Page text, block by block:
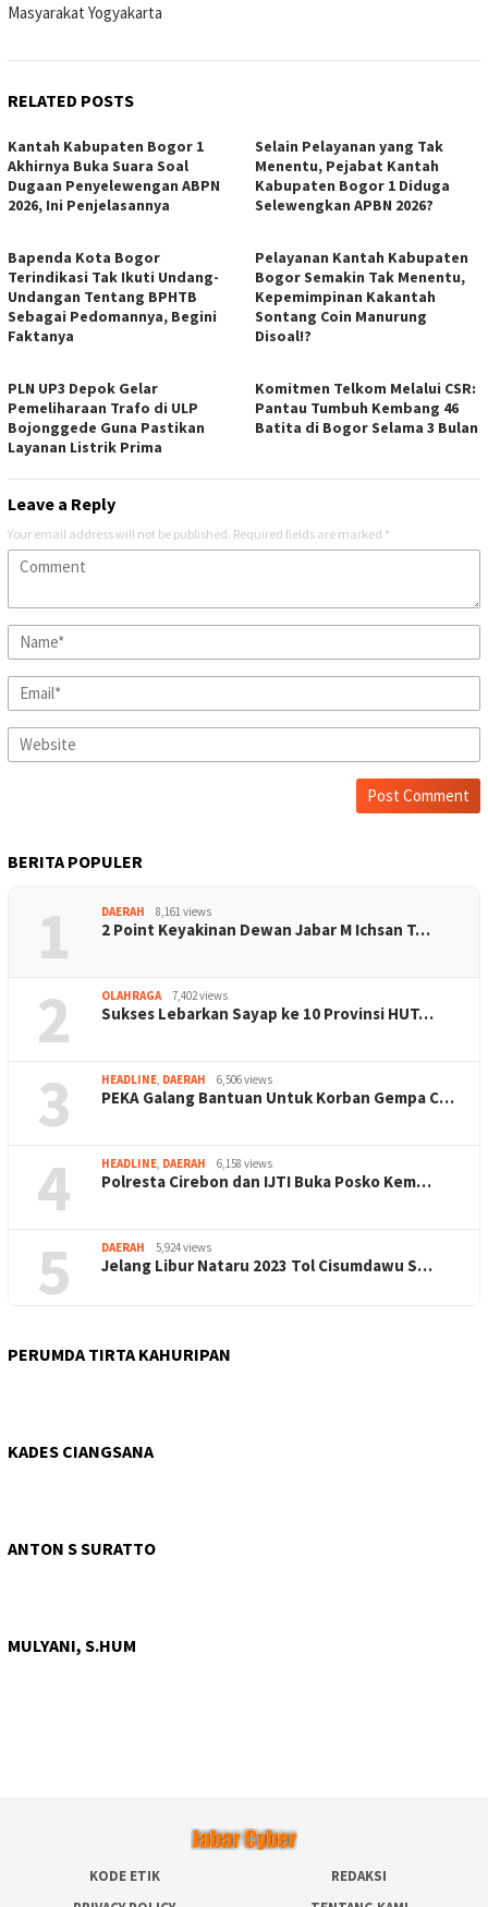
Masyarakat Yogyakarta
RELATED POSTS
Kantah Kabupaten Bogor 1
Akhirnya Buka Suara Soal
Dugaan Penyelewengan ABPN
2026, Ini Penjelasannya
Selain Pelayanan yang Tak
Menentu, Pejabat Kantah
Kabupaten Bogor 1 Diduga
Selewengkan APBN 2026?
Bapenda Kota Bogor
Terindikasi Tak Ikuti Undang-
Undangan Tentang BPHTB
Sebagai Pedomannya, Begini
Faktanya
Pelayanan Kantah Kabupaten
Bogor Semakin Tak Menentu,
Kepemimpinan Kakantah
Sontang Coin Manurung
Disoal!?
PLN UP3 Depok Gelar
Pemeliharaan Trafo di ULP
Bojonggede Guna Pastikan
Layanan Listrik Prima
Komitmen Telkom Melalui CSR:
Pantau Tumbuh Kembang 46
Batita di Bogor Selama 3 Bulan
Leave a Reply
Your email address will not be published. Required fields are marked *
BERITA POPULER
1 DAERAH 8,161 views
2 Point Keyakinan Dewan Jabar M Ichsan T…
2 OLAHRAGA 7,402 views
Sukses Lebarkan Sayap ke 10 Provinsi HUT…
3 HEADLINE, DAERAH 6,506 views
PEKA Galang Bantuan Untuk Korban Gempa C…
4 HEADLINE, DAERAH 6,158 views
Polresta Cirebon dan IJTI Buka Posko Kem…
5 DAERAH 5,924 views
Jelang Libur Nataru 2023 Tol Cisumdawu S…
PERUMDA TIRTA KAHURIPAN
KADES CIANGSANA
ANTON S SURATTO
MULYANI, S.HUM
KODE ETIK
REDAKSI